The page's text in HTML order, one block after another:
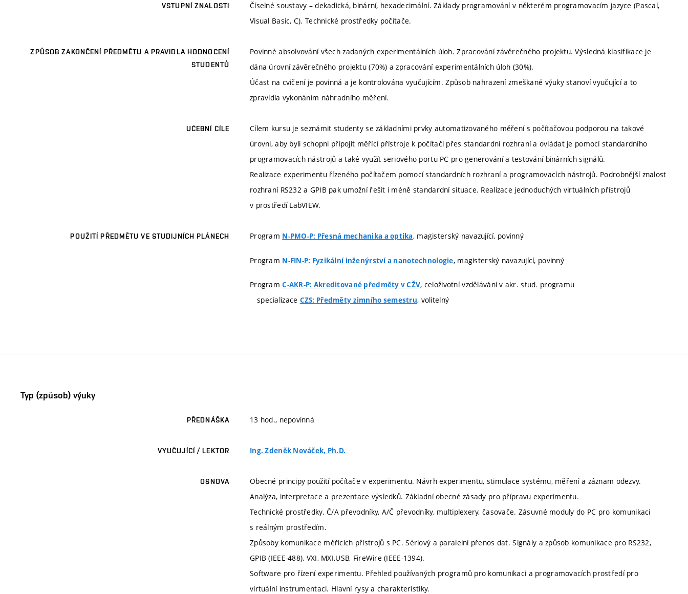
VSTUPNÍ ZNALOSTI
Číselné soustavy – dekadická, binární, hexadecimální. Základy programování v některém programovacím jazyce (Pascal,
Visual Basic, C). Technické prostředky počítače.
ZPŮSOB ZAKONČENÍ PŘEDMĚTU A PRAVIDLA HODNOCENÍ
STUDENTŮ
Povinné absolvování všech zadaných experimentálních úloh. Zpracování závěrečného projektu. Výsledná klasifikace je
dána úrovní závěrečného projektu (70%) a zpracování experimentálních úloh (30%).
Účast na cvičení je povinná a je kontrolována vyučujícím. Způsob nahrazení zmeškané výuky stanoví vyučující a to
zpravidla vykonáním náhradního měření.
UČEBNÍ CÍLE
Cílem kursu je seznámit studenty se základními prvky automatizovaného měření s počítačovou podporou na takové
úrovni, aby byli schopni připojit měřící přístroje k počítači přes standardní rozhraní a ovládat je pomocí standardního
programovacích nástrojů a také využít seriového portu PC pro generování a testování binárních signálů.
Realizace experimentu řízeného počítačem pomocí standardních rozhraní a programovacích nástrojů. Podrobnější znalost
rozhraní RS232 a GPIB pak umožní řešit i méně standardní situace. Realizace jednoduchých virtuálních přístrojů
v prostředí LabVIEW.
POUŽITÍ PŘEDMĚTU VE STUDIJNÍCH PLÁNECH Program N-PMO-P: Přesná mechanika a optika, magisterský navazující, povinný
Program N-FIN-P: Fyzikální inženýrství a nanotechnologie, magisterský navazující, povinný
ProgramC-AKR-P: Akreditované předměty v CŽV, celoživotní vzdělávání v akr. stud. programu
specializace CZS: Předměty zimního semestru, volitelný
Typ (způsob) výuky
PŘEDNÁŠKA 13 hod., nepovinná
VYUČUJÍCÍ / LEKTOR Ing. Zdeněk Nováček, Ph.D.
OSNOVA
Obecné principy použití počítače v experimentu. Návrh experimentu, stimulace systému, měření a záznam odezvy.
Analýza, interpretace a prezentace výsledků. Základní obecné zásady pro přípravu experimentu.
Technické prostředky. Č/A převodníky, A/Č převodníky, multiplexery, časovače. Zásuvné moduly do PC pro komunikaci
s reálným prostředím.
Způsoby komunikace měřicích přístrojů s PC. Sériový a paralelní přenos dat. Signály a způsob komunikace pro RS232,
GPIB (IEEE-488), VXI, MXI,USB, FireWire (IEEE-1394).
Software pro řízení experimentu. Přehled používaných programů pro komunikaci a programovacích prostředí pro
virtuální instrumentaci. Hlavní rysy a charakteristiky.